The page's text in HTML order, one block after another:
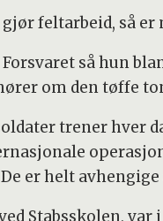
feltarbeid, så
Forsvaret så hun
om den tøffe
trener hver
er helt
Stabsskolen,